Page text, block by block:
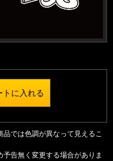
では色調が異なって見えるこ
告無く変更する場合がありま